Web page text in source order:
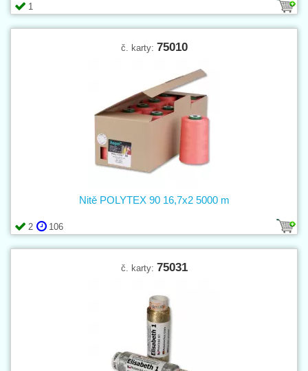
1
č. karty: 75010
2 106
Nitě POLYTEX 90 16,7x2 5000 m
č. karty: 75031